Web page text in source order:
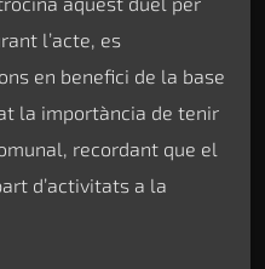
l’acte, es
en benefici de la base
la importància de tenir
recordant que el
d’activitats a la